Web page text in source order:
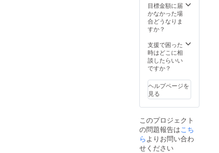
目標金額に届
かなかった場
合どうなりま
すか？
支援で困った
時はどこに相
談したらいい
ですか？
ヘルプページを
見る
このプロジェクト
の問題報告はこち
ら よりお問い合わ
せください